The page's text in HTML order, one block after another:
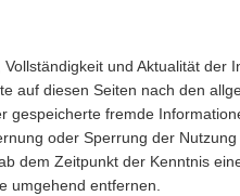
und Aktualität der
auf diesen Seiten nach den
fremde
oder Sperrung der
dem Zeitpunkt der Kenntnis
umgehend entfernen.